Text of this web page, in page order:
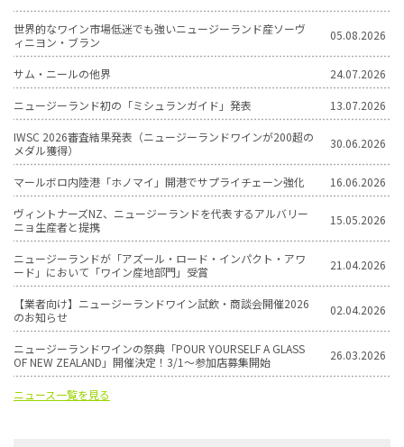
世界的なワイン市場低迷でも強いニュージーランド産ソーヴ
ィニヨン・ブラン
05.08.2026
サム・ニールの他界 24.07.2026
ニュージーランド初の「ミシュランガイド」発表 13.07.2026
IWSC 2026審査結果発表（ニュージーランドワインが200超の
メダル獲得）
30.06.2026
マールボロ内陸港「ホノマイ」開港でサプライチェーン強化 16.06.2026
ヴィントナーズNZ、ニュージーランドを代表するアルバリー
ニョ生産者と提携
15.05.2026
ニュージーランドが「アズール・ロード・インパクト・アワ
ード」において「ワイン産地部門」受賞
21.04.2026
【業者向け】ニュージーランドワイン試飲・商談会開催2026
のお知らせ
02.04.2026
ニュージーランドワインの祭典「POUR YOURSELF A GLASS
OF NEW ZEALAND」開催決定！3/1〜参加店募集開始
26.03.2026
ニュース一覧を見る